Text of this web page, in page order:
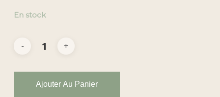
En stock
Ajouter Au Panier